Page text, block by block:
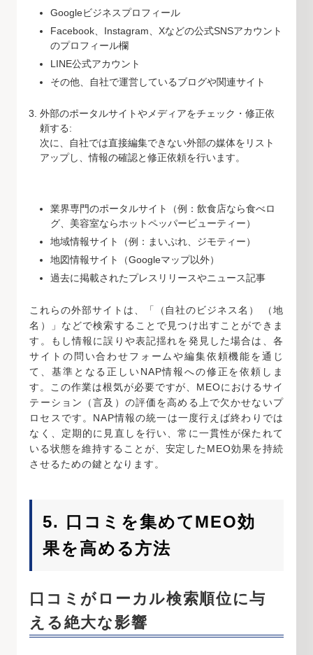
Googleビジネスプロフィール
Facebook、Instagram、Xなどの公式SNSアカウント
のプロフィール欄
LINE公式アカウント
その他、自社で運営しているブログや関連サイト
外部のポータルサイトやメディアをチェック・修正依
頼する:
次に、自社では直接編集できない外部の媒体をリスト
アップし、情報の確認と修正依頼を行います。
業界専門のポータルサイト（例：飲食店なら食べロ
グ、美容室ならホットペッパービューティー）
地域情報サイト（例：まいぷれ、ジモティー）
地図情報サイト（Googleマップ以外）
過去に掲載されたプレスリリースやニュース記事
これらの外部サイトは、「（自社のビジネス名） （地
名）」などで検索することで見つけ出すことができま
す。もし情報に誤りや表記揺れを発見した場合は、各
サイトの問い合わせフォームや編集依頼機能を通じ
て、基準となる正しいNAP情報への修正を依頼しま
す。この作業は根気が必要ですが、MEOにおけるサイ
テーション（言及）の評価を高める上で欠かせないプ
ロセスです。NAP情報の統一は一度行えば終わりでは
なく、定期的に見直しを行い、常に一貫性が保たれて
いる状態を維持することが、安定したMEO効果を持続
させるための鍵となります。
5. 口コミを集めてMEO効
果を高める方法
口コミがローカル検索順位に与
える絶大な影響